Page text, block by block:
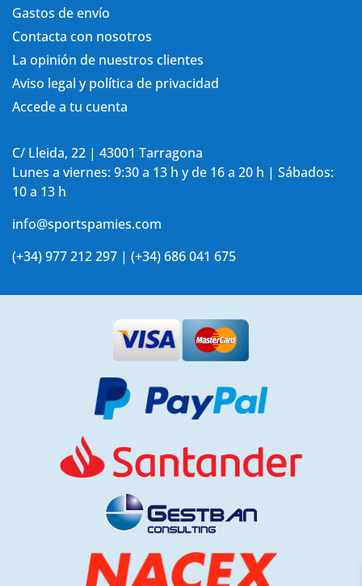
Gastos de envío
Contacta con nosotros
La opinión de nuestros clientes
Aviso legal y política de privacidad
Accede a tu cuenta
C/ Lleida, 22 | 43001 Tarragona
Lunes a viernes: 9:30 a 13 h y de 16 a 20 h | Sábados:
10 a 13 h
info@sportspamies.com
(+34) 977 212 297 | (+34) 686 041 675